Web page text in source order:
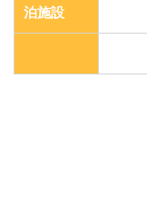
泊施設